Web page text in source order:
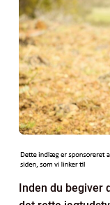
Inden du begiver